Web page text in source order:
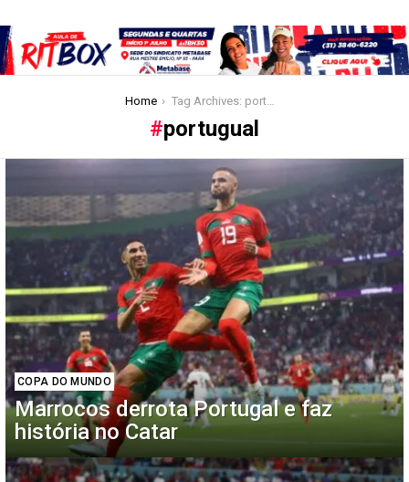
Home Tag Archives: portugual
portugual
stories
COPA DO MUNDO
Marrocos derrota Portugal e faz
história no Catar